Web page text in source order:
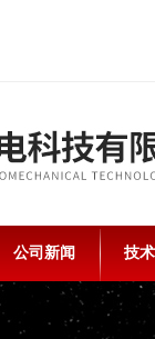
公司新闻 技